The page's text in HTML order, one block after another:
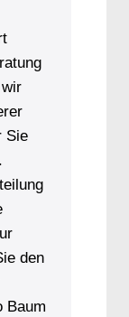
Sie
den
Baum